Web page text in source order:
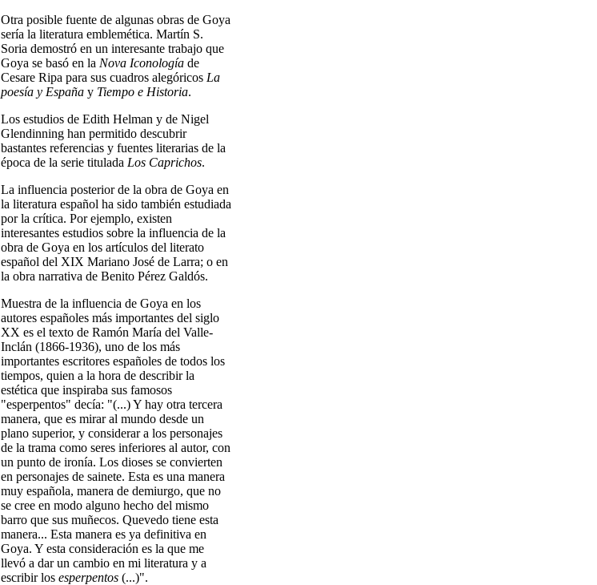
Otra posible fuente de algunas obras de Goya
sería la literatura emblemética. Martín S.
Soria demostró en un interesante trabajo que
Goya se basó en la Nova Iconología de
Cesare Ripa para sus cuadros alegóricos La
poesía y España y Tiempo e Historia.
Los estudios de Edith Helman y de Nigel
Glendinning han permitido descubrir
bastantes referencias y fuentes literarias de la
época de la serie titulada Los Caprichos.
La influencia posterior de la obra de Goya en
la literatura español ha sido también estudiada
por la crítica. Por ejemplo, existen
interesantes estudios sobre la influencia de la
obra de Goya en los artículos del literato
español del XIX Mariano José de Larra; o en
la obra narrativa de Benito Pérez Galdós.
Muestra de la influencia de Goya en los
autores españoles más importantes del siglo
XX es el texto de Ramón María del Valle-
Inclán (1866-1936), uno de los más
importantes escritores españoles de todos los
tiempos, quien a la hora de describir la
estética que inspiraba sus famosos
"esperpentos" decía: "(...) Y hay otra tercera
manera, que es mirar al mundo desde un
plano superior, y considerar a los personajes
de la trama como seres inferiores al autor, con
un punto de ironía. Los dioses se convierten
en personajes de sainete. Esta es una manera
muy española, manera de demiurgo, que no
se cree en modo alguno hecho del mismo
barro que sus muñecos. Quevedo tiene esta
manera... Esta manera es ya definitiva en
Goya. Y esta consideración es la que me
llevó a dar un cambio en mi literatura y a
escribir los esperpentos (...)".